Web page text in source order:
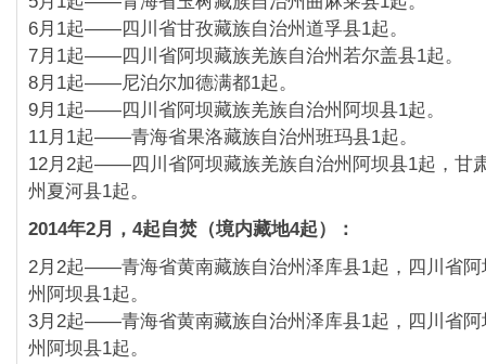
6月1起——四川省甘孜藏族自治州道孚县1起。
7月1起——四川省阿坝藏族羌族自治州若尔盖县1起。
8月1起——尼泊尔加德满都1起。
9月1起——四川省阿坝藏族羌族自治州阿坝县1起。
11月1起——青海省果洛藏族自治州班玛县1起。
12月2起——四川省阿坝藏族羌族自治州阿坝县1起， 甘
州夏河县1起。
2014年2月，4起自焚（境内藏地4起）：
2月2起——青海省黄南藏族自治州泽库县1起， 四川省
州阿坝县1起。
3月2起——青海省黄南藏族自治州泽库县1起， 四川省
州阿坝县1起。